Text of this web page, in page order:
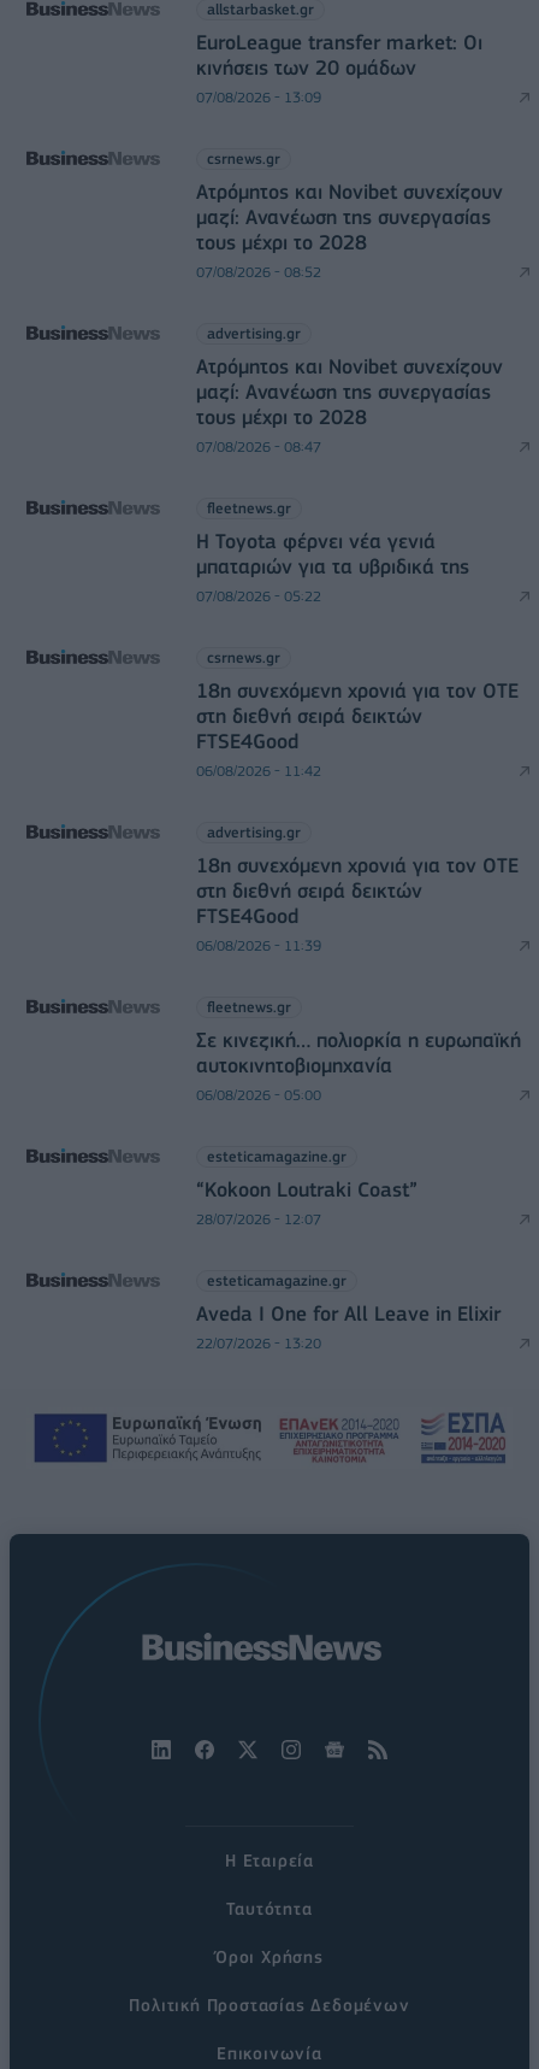
allstarbasket.gr
EuroLeague transfer market: Οι
κινήσεις των 20 ομάδων
07/08/2026 - 13:09
csrnews.gr
Ατρόμητος και Novibet συνεχίζουν
μαζί: Ανανέωση της συνεργασίας
τους μέχρι το 2028
07/08/2026 - 08:52
advertising.gr
Ατρόμητος και Novibet συνεχίζουν
μαζί: Ανανέωση της συνεργασίας
τους μέχρι το 2028
07/08/2026 - 08:47
fleetnews.gr
Η Toyota φέρνει νέα γενιά
μπαταριών για τα υβριδικά της
07/08/2026 - 05:22
csrnews.gr
18η συνεχόμενη χρονιά για τον ΟΤΕ
στη διεθνή σειρά δεικτών
FTSE4Good
06/08/2026 - 11:42
advertising.gr
18η συνεχόμενη χρονιά για τον ΟΤΕ
στη διεθνή σειρά δεικτών
FTSE4Good
06/08/2026 - 11:39
fleetnews.gr
Σε κινεζική… πολιορκία η ευρωπαϊκή
αυτοκινητοβιομηχανία
06/08/2026 - 05:00
esteticamagazine.gr
“Kokoon Loutraki Coast”
28/07/2026 - 12:07
esteticamagazine.gr
Aveda I One for All Leave in Elixir
22/07/2026 - 13:20
Η Εταιρεία
Ταυτότητα
Όροι Χρήσης
Πολιτική Προστασίας Δεδομένων
Επικοινωνία